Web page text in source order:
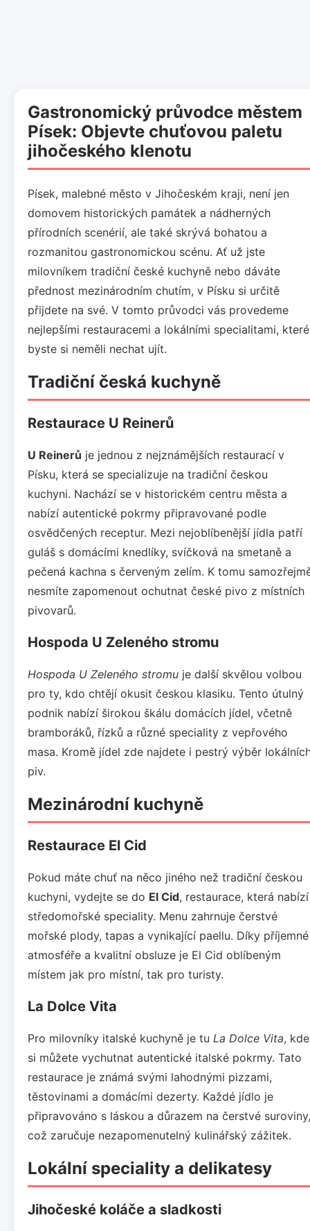
Gastronomický průvodce městem
Písek: Objevte chuťovou paletu
jihočeského klenotu
Písek, malebné město v Jihočeském kraji, není jen
domovem historických památek a nádherných
přírodních scenérií, ale také skrývá bohatou a
rozmanitou gastronomickou scénu. Ať už jste
milovníkem tradiční české kuchyně nebo dáváte
přednost mezinárodním chutím, v Písku si určitě
přijdete na své. V tomto průvodci vás provedeme
nejlepšími restauracemi a lokálními specialitami, které
byste si neměli nechat ujít.
Tradiční česká kuchyně
Restaurace U Reinerů
U Reinerů je jednou z nejznámějších restaurací v
Písku, která se specializuje na tradiční českou
kuchyni. Nachází se v historickém centru města a
nabízí autentické pokrmy připravované podle
osvědčených receptur. Mezi nejoblíbenější jídla patří
guláš s domácími knedlíky, svíčková na smetaně a
pečená kachna s červeným zelím. K tomu
nesmíte zapomenout ochutnat české pivo z místních
pivovarů.
Hospoda U Zeleného stromu
Hospoda U Zeleného stromu je další skvělou volbou
pro ty, kdo chtějí okusit českou klasiku. Tento útulný
podnik nabízí širokou škálu domácích jídel, včetně
bramboráků, řízků a různé speciality z vepřového
masa. Kromě jídel zde najdete i pestrý výběr
piv.
Mezinárodní kuchyně
Restaurace El Cid
Pokud máte chuť na něco jiného než tradiční českou
kuchyni, vydejte se do El Cid, restaurace, která nabízí
středomořské speciality. Menu zahrnuje čerstvé
mořské plody, tapas a vynikající paellu. Díky příjemné
atmosféře a kvalitní obsluze je El Cid oblíbeným
místem jak pro místní, tak pro turisty.
La Dolce Vita
Pro milovníky italské kuchyně je tu La Dolce Vita, kde
si můžete vychutnat autentické italské pokrmy. Tato
restaurace je známá svými lahodnými pizzami,
těstovinami a domácími dezerty. Každé jídlo je
připravováno s láskou a důrazem na čerstvé suroviny,
což zaručuje nezapomenutelný kulinářský zážitek.
Lokální speciality a delikatesy
Jihočeské koláče a sladkosti